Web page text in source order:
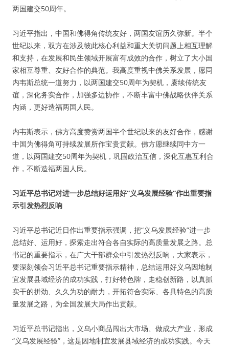
两国建交50周年。
习近平指出，中国和佛得角传统友好，两国友谊历久弥新。半个
世纪以来，双方在涉及彼此核心利益和重大关切问题上相互理解
和支持，在发展和民生领域开展富有成效的合作，树立了大小国
家相互尊重、友好合作的典范。我高度重视中佛关系发展，愿同
内韦斯总统一道努力，以两国建交50周年为契机，赓续传统友
谊，深化务实合作，加强多边协作，不断丰富中佛战略伙伴关系
内涵，更好造福两国人民。
内韦斯表示，佛方高度赞赏两国半个世纪以来的友好合作，感谢
中国为佛得角可持续发展所作宝贵贡献。佛方愿继续同中方一
道，以两国建交50周年为契机，巩固政治互信，深化互惠互利合
作，不断造福两国人民。
习近平总书记对进一步总结好运用好“义乌发展经验”作出重要指
示引发热烈反响
习近平总书记近日作出重要指示强调，把“义乌发展经验”进一步
总结好、运用好，探索走出符合各自实际的高质量发展之路。总
书记的重要指示，在广大干部群众中引发热烈反响，大家表示，
要深刻领会习近平总书记重要指示精神，总结运用好义乌因地制
宜发展县域经济的成功实践，打好特色牌，走稳创新路，以真抓
实干的拼劲、久久为功的耐力，开拓符合实际、各具特色的高质
量发展之路，为全国发展大局作出贡献。
习近平总书记指出，义乌小商品闯出大市场、做成大产业，形成
“义乌发展经验”，这是因地制宜发展县域经济的成功实践。今天